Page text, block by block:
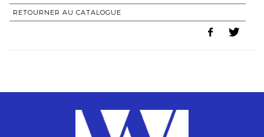
RETOURNER AU CATALOGUE